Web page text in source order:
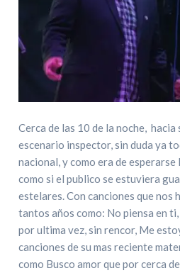
Cerca de las 10 de la noche, hacia
escenario inspector, sin duda ya
nacional, y como era de esperarse
como si el publico se estuviera
estelares. Con canciones que nos
tantos años como: No piensa en ti,
por ultima vez, sin rencor, Me
canciones de su mas reciente
como Busco amor que por cerca